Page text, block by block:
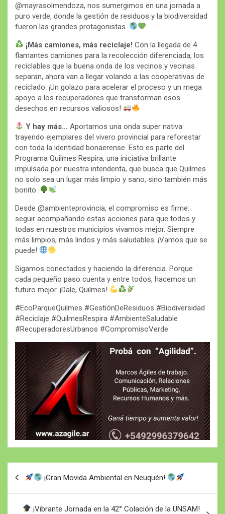
@mayrasolmendoza, nos sumergimos en una jornada a
puro verde, donde la gestión de residuos y la biodiversidad
fueron las grandes protagonistas.
¡Más camiones, más reciclaje! Con la llegada de 4
flamantes camiones para la recolección diferenciada, los
reciclables que la buena onda de los vecinos y vecinas
separan, ahora van a llegar volando a las cooperativas de
reciclado. ¡Un golazo para acelerar el proceso y un mega
apoyo a los recuperadores que transforman esos
desechos en recursos valiosos!
Y hay más… Aportamos una onda super nativa
trayendo ejemplares del vivero provincial para reforestar
con toda la identidad bonaerense. Esto es parte del
Programa Quilmes Respira, una iniciativa brillante
impulsada por nuestra intendenta, que busca que Quilmes
no solo sea un lugar más limpio y sano, sino también más
bonito.
Desde @ambienteprovincia, el compromiso es firme:
seguir acompañando estas acciones para que todos y
todas en nuestros municipios vivamos mejor. Siempre
más limpios, más lindos y más saludables. ¡Vamos que se
puede!
Sigamos conectados y haciendo la diferencia. Porque
cada pequeño paso cuenta y entre todos, hacemos un
futuro mejor. ¡Dale, Quilmes!
#EcoParqueQuilmes #GestiónDeResiduos #Biodiversidad
#Reciclaje #QuilmesRespira #AmbienteSaludable
#RecuperadoresUrbanos #CompromisoVerde
Navegación
entradas
¡Gran Movida Ambiental en Neuquén!
¡Vibrante Jornada en la 42° Colación de la UNSAM!